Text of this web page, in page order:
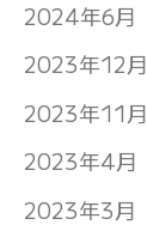
2024年6月
2023年12月
2023年11月
2023年4月
2023年3月